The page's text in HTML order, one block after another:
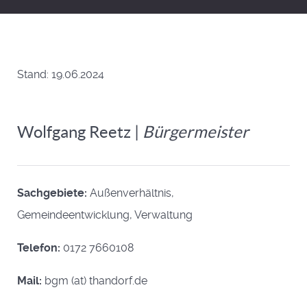
Stand: 19.06.2024
Wolfgang Reetz | Bürgermeister
Sachgebiete: Außenverhältnis,
Gemeindeentwicklung, Verwaltung
Telefon: 0172 7660108
Mail: bgm (at) thandorf.de